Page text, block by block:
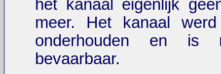
het kanaal eigenlijk
meer. Het kanaal
onderhouden en is
bevaarbaar.